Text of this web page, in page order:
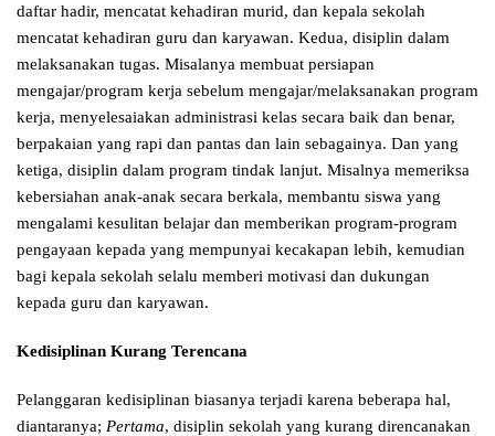
daftar hadir, mencatat kehadiran murid, dan kepala sekolah
mencatat kehadiran guru dan karyawan. Kedua, disiplin dalam
melaksanakan tugas. Misalanya membuat persiapan
mengajar/program kerja sebelum mengajar/melaksanakan program
kerja, menyelesaiakan administrasi kelas secara baik dan benar,
berpakaian yang rapi dan pantas dan lain sebagainya. Dan yang
ketiga, disiplin dalam program tindak lanjut. Misalnya memeriksa
kebersiahan anak-anak secara berkala, membantu siswa yang
mengalami kesulitan belajar dan memberikan program-program
pengayaan kepada yang mempunyai kecakapan lebih, kemudian
bagi kepala sekolah selalu memberi motivasi dan dukungan
kepada guru dan karyawan.
Kedisiplinan Kurang Terencana
Pelanggaran kedisiplinan biasanya terjadi karena beberapa hal,
diantaranya; Pertama, disiplin sekolah yang kurang direncanakan